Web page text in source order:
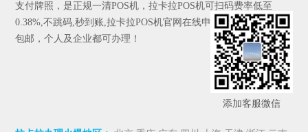
支付牌照，是正规一清POS机，拉卡拉POS机可扫码费率低至
0.38%,不跳码,秒到账,拉卡拉POS机官网在线申请,全国发货，京东
包邮，个人及企业都可办理！
添加客服微信